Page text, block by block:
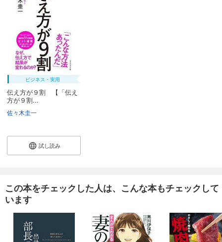
ビジネス・実用
伝え方が９割 【「伝え
方が９割...
佐々木圭一
試し読み
この本をチェックした人は、こんな本もチェックして
います